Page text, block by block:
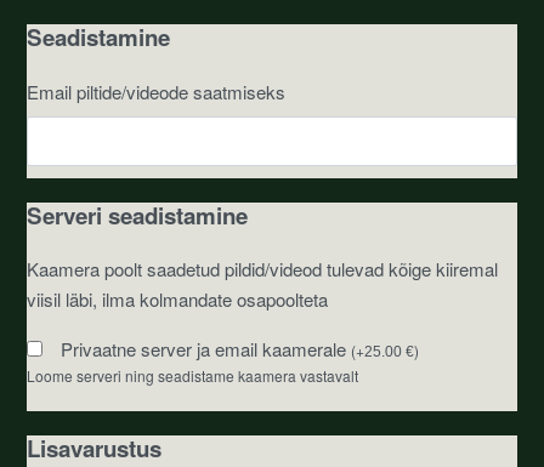
Seadistamine
Email piltide/videode saatmiseks
Serveri seadistamine
Kaamera poolt saadetud pildid/videod tulevad kõige kiiremal
viisil läbi, ilma kolmandate osapoolteta
Privaatne server ja email kaamerale (+25.00€)
Loome serveri ning seadistame kaamera vastavalt
Lisavarustus